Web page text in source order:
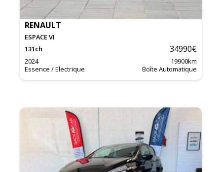
RENAULT
ESPACE VI
131ch 34990€
2024 19900km
Essence / Electrique
Boîte Automatique